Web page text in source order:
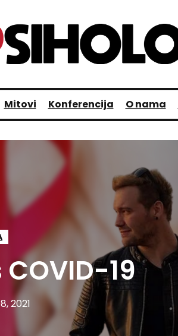
Mitovi Konferencija O nama
19
2021